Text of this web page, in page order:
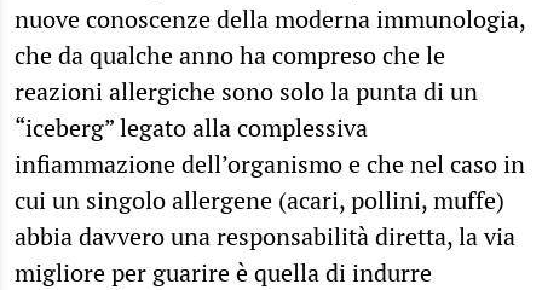
nuove conoscenze della moderna immunologia,
che da qualche anno ha compreso che le
reazioni allergiche sono solo la punta di un
“iceberg” legato alla complessiva
infiammazione dell’organismo e che nel caso in
cui un singolo allergene (acari, pollini, muffe)
abbia davvero una responsabilità diretta, la via
migliore per guarire è quella di indurre